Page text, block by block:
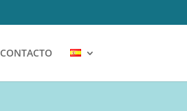
CONTACTO